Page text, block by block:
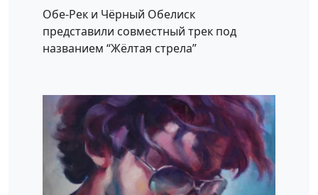
Обе-Рек и Чёрный Обелиск
представили совместный трек под
названием “Жёлтая стрела”